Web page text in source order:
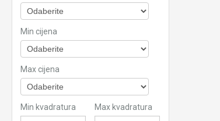
Min cijena
Max cijena
Min kvadratura Max kvadratura